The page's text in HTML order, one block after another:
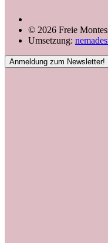
© 2026 Freie
Umsetzung:
Anmeldung zum Newsletter!